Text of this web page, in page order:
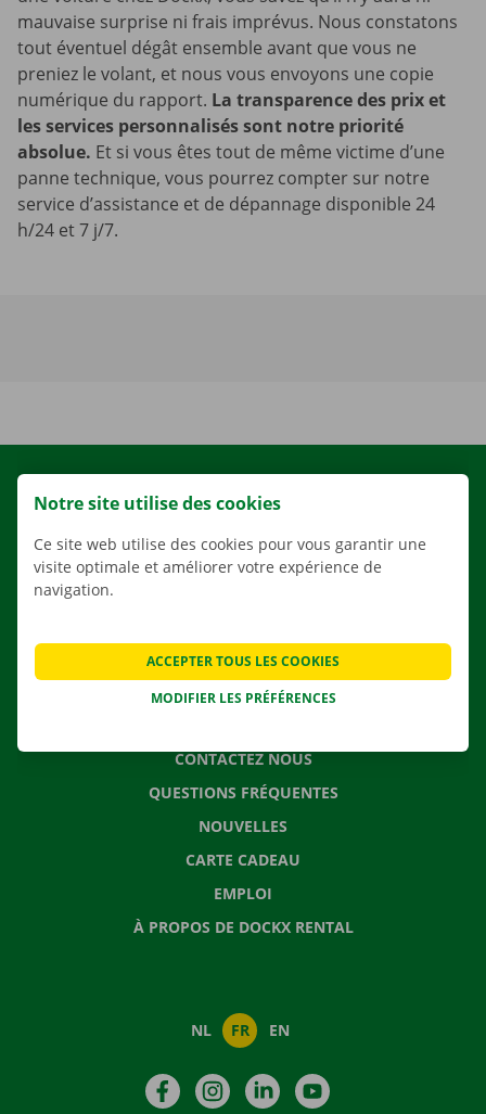
mauvaise surprise ni frais imprévus. Nous constatons
tout éventuel dégât ensemble avant que vous ne
preniez le volant, et nous vous envoyons une copie
numérique du rapport. La transparence des prix et
les services personnalisés sont notre priorité
absolue. Et si vous êtes tout de même victime d’une
panne technique, vous pourrez compter sur notre
service d’assistance et de dépannage disponible 24
h/24 et 7 j/7.
NOS SERVICES
SOLUTIONS DE DÉMÉNAGEMENT
CONTACTEZ NOUS
QUESTIONS FRÉQUENTES
NOUVELLES
CARTE CADEAU
EMPLOI
À PROPOS DE DOCKX RENTAL
NL FR EN
FacebookInstagramLinkedIn
Notre site utilise des cookies
Ce site web utilise des cookies pour vous garantir une
visite optimale et améliorer votre expérience de
navigation.
MODIFIER LES PRÉFÉRENCES
ACCEPTER TOUS LES COOKIES